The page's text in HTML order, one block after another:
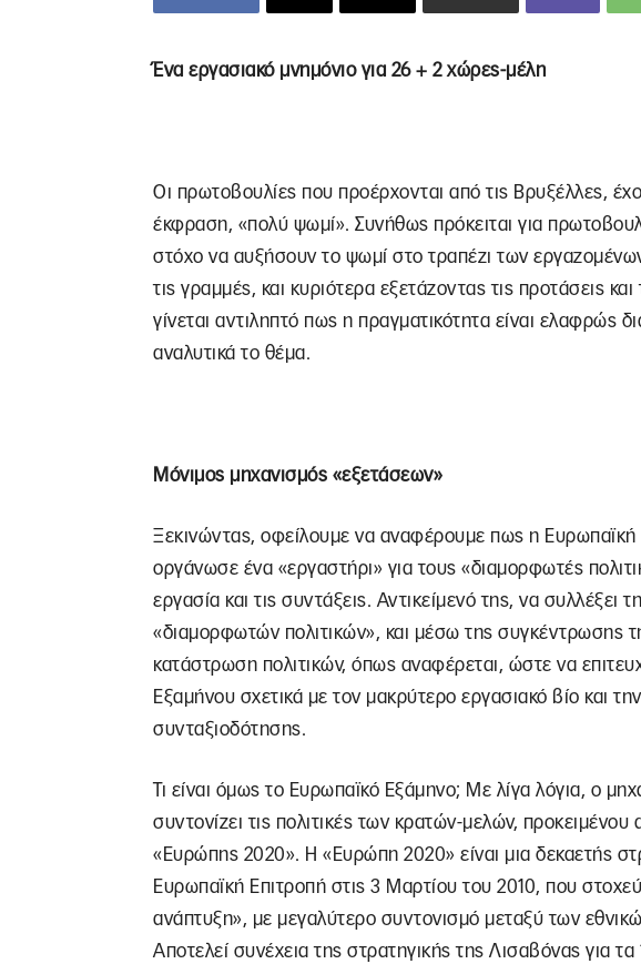
Ένα εργασιακό μνημόνιο για 26 + 2 χώρες-μέλη
Οι πρωτοβουλίες που προέρχονται από τις Βρυξέλλες,
έκφραση, «πολύ ψωμί». Συνήθως πρόκειται για
στόχο να αυξήσουν το ψωμί στο τραπέζι των
τις γραμμές, και κυριότερα εξετάζοντας τις προτάσεις
γίνεται αντιληπτό πως η πραγματικότητα είναι ελαφρώς
αναλυτικά το θέμα.
Μόνιμος μηχανισμός «εξετάσεων»
Ξεκινώντας, οφείλουμε να αναφέρουμε πως η
οργάνωσε ένα «εργαστήρι» για τους «διαμορφωτές
εργασία και τις συντάξεις. Αντικείμενό της, να συλλέξει
«διαμορφωτών πολιτικών», και μέσω της συγκέντρωσης
κατάστρωση πολιτικών, όπως αναφέρεται, ώστε να
Εξαμήνου σχετικά με τον μακρύτερο εργασιακό βίο και
συνταξιοδότησης.
Τι είναι όμως το Ευρωπαϊκό Εξάμηνο; Με λίγα λόγια, ο
συντονίζει τις πολιτικές των κρατών-μελών,
«Ευρώπης 2020». Η «Ευρώπη 2020» είναι μια δεκαετής
Ευρωπαϊκή Επιτροπή στις 3 Μαρτίου του 2010, που
ανάπτυξη», με μεγαλύτερο συντονισμό μεταξύ των
Αποτελεί συνέχεια της στρατηγικής της Λισαβόνας για